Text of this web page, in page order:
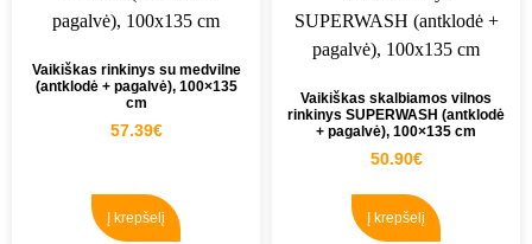
Vaikiškas rinkinys su medvilne
(antklodė + pagalvė), 100×135
cm
57.39€
Į krepšelį
Vaikiškas skalbiamos vilnos
rinkinys SUPERWASH (antklodė
+ pagalvė), 100×135 cm
50.90€
Į krepšelį